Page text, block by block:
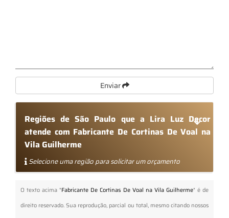
Enviar
Regiões de São Paulo que a Lira Luz Decor
atende com Fabricante De Cortinas De Voal na
Vila Guilherme
Selecione uma região para solicitar um orçamento
O texto acima "Fabricante De Cortinas De Voal na Vila Guilherme" é de
direito reservado. Sua reprodução, parcial ou total, mesmo citando nossos